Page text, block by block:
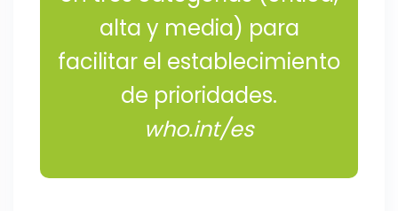
alta y media) para
facilitar el establecimiento
de prioridades.
who.int/es